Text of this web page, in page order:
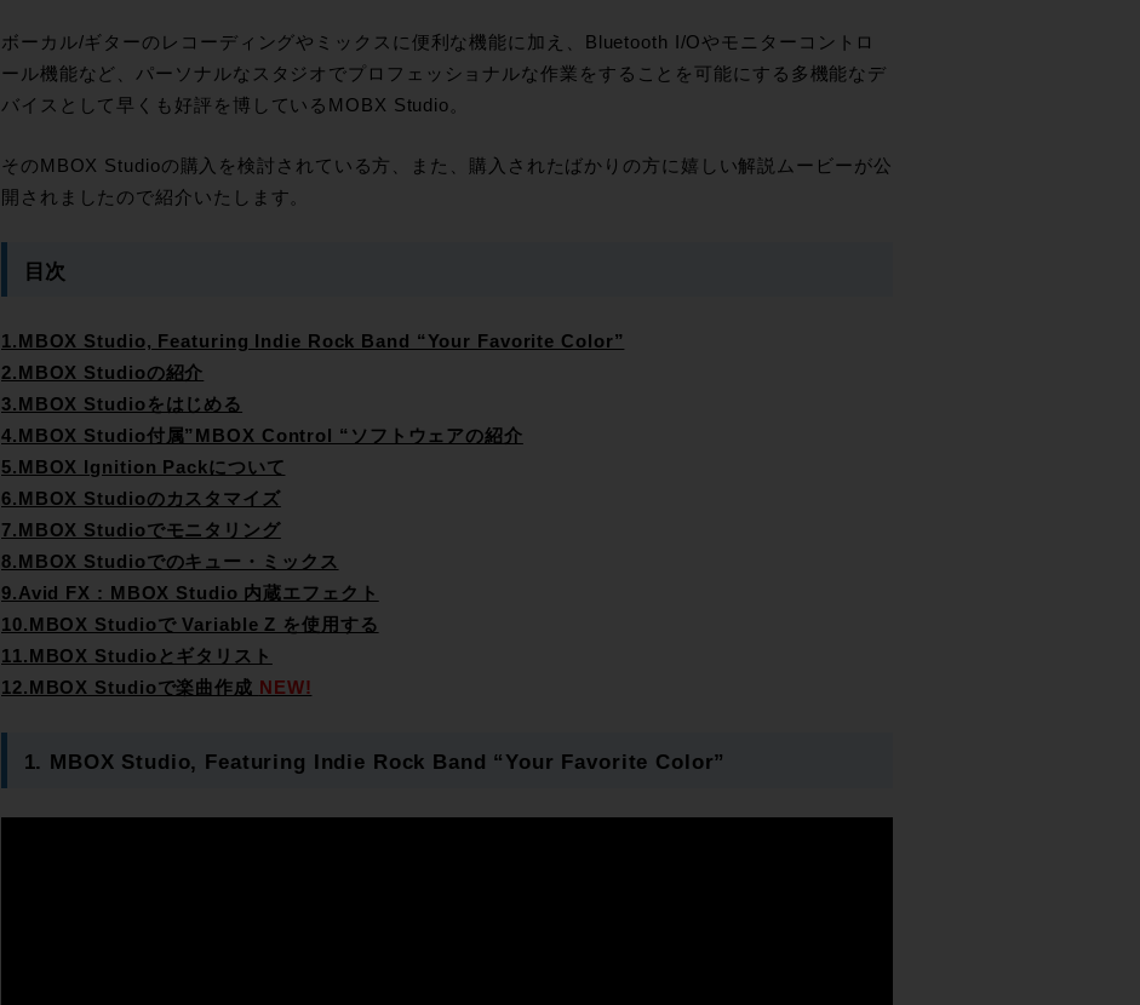
ボーカル/ギターのレコーディングやミックスに便利な機能に加え、Bluetooth I/Oやモニターコントロ
ール機能など、パーソナルなスタジオでプロフェッショナルな作業をすることを可能にする多機能なデ
バイスとして早くも好評を博しているMOBX Studio。
そのMBOX Studioの購入を検討されている方、また、購入されたばかりの方に嬉しい解説ムービーが公
開されましたので紹介いたします。
目次
1.MBOX Studio, Featuring Indie Rock Band “Your Favorite Color”
2.MBOX Studioの紹介
3.MBOX Studioをはじめる
4.MBOX Studio付属”MBOX Control “ソフトウェアの紹介
5.MBOX Ignition Packについて
6.MBOX Studioのカスタマイズ
7.MBOX Studioでモニタリング
8.MBOX Studioでのキュー・ミックス
9.Avid FX : MBOX Studio 内蔵エフェクト
10.MBOX Studioで Variable Z を使用する
11.MBOX Studioとギタリスト
12.MBOX Studioで楽曲作成 NEW!
1. MBOX Studio, Featuring Indie Rock Band “Your Favorite Color”